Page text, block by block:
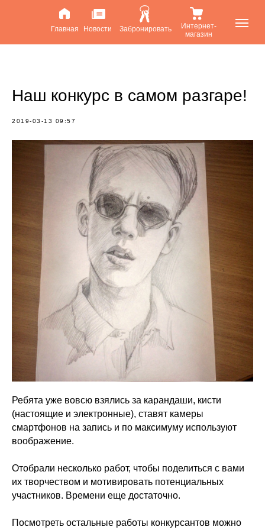
Главная Новости Забронировать
Интернет-
магазин
Наш конкурс в самом разгаре!
2019-03-13 09:57
Ребята уже вовсю взялись за карандаши, кисти
(настоящие и электронные), ставят камеры
смартфонов на запись и по максимуму используют
воображение.
Отобрали несколько работ, чтобы поделиться с вами
их творчеством и мотивировать потенциальных
участников. Времени еще достаточно.
Посмотреть остальные работы конкурсантов можно